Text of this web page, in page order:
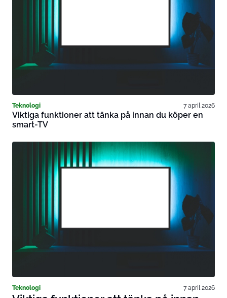
Teknologi 7 april 2026
Viktiga funktioner att tänka på innan du köper en
smart-TV
Teknologi 7 april 2026